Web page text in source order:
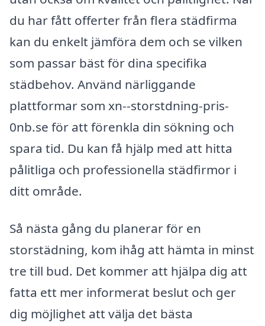
du har fått offerter från flera städfirma
kan du enkelt jämföra dem och se vilken
som passar bäst för dina specifika
städbehov. Använd närliggande
plattformar som xn--storstdning-pris-
0nb.se för att förenkla din sökning och
spara tid. Du kan få hjälp med att hitta
pålitliga och professionella städfirmor i
ditt område.
Så nästa gång du planerar för en
storstädning, kom ihåg att hämta in minst
tre till bud. Det kommer att hjälpa dig att
fatta ett mer informerat beslut och ger
dig möjlighet att välja det bästa